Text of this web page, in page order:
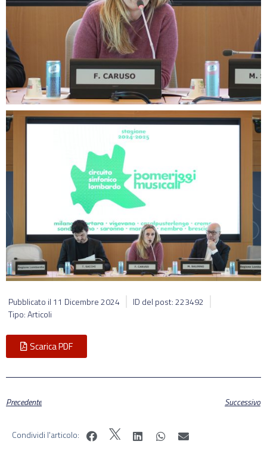
Pubblicato il 11 Dicembre 2024
ID del post: 223492
Tipo: Articoli
Scarica PDF
Precedente Successivo
Condividi l'articolo: